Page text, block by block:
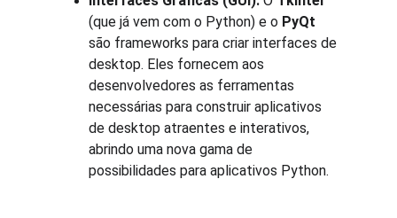
(que já vem com o Python) e o PyQt
são frameworks para criar interfaces de
desktop. Eles fornecem aos
desenvolvedores as ferramentas
necessárias para construir aplicativos
de desktop atraentes e interativos,
abrindo uma nova gama de
possibilidades para aplicativos Python.